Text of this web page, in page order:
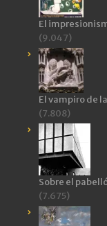
El
(9.047)
El vampiro de
(7.808)
Sobre el
(7.675)